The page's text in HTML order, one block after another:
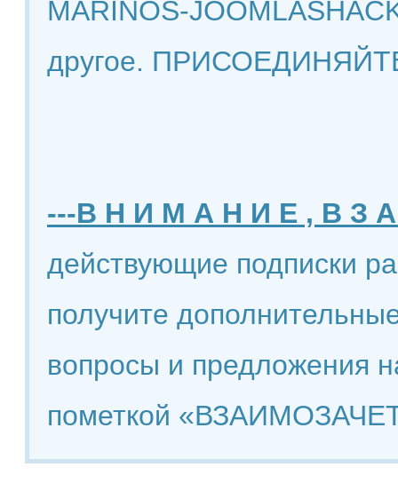
MARINOS-
другое.
---В Н И М А Н И Е , В З
действующие подписки
получите
вопросы и предложения
пометкой